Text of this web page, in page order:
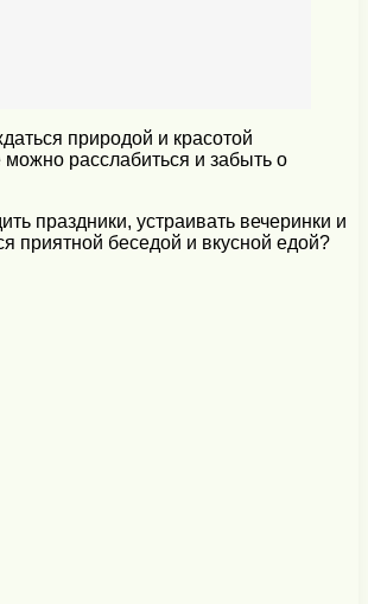
природой и красотой
расслабиться и забыть о
праздники, устраивать вечеринки и
приятной беседой и вкусной едой?